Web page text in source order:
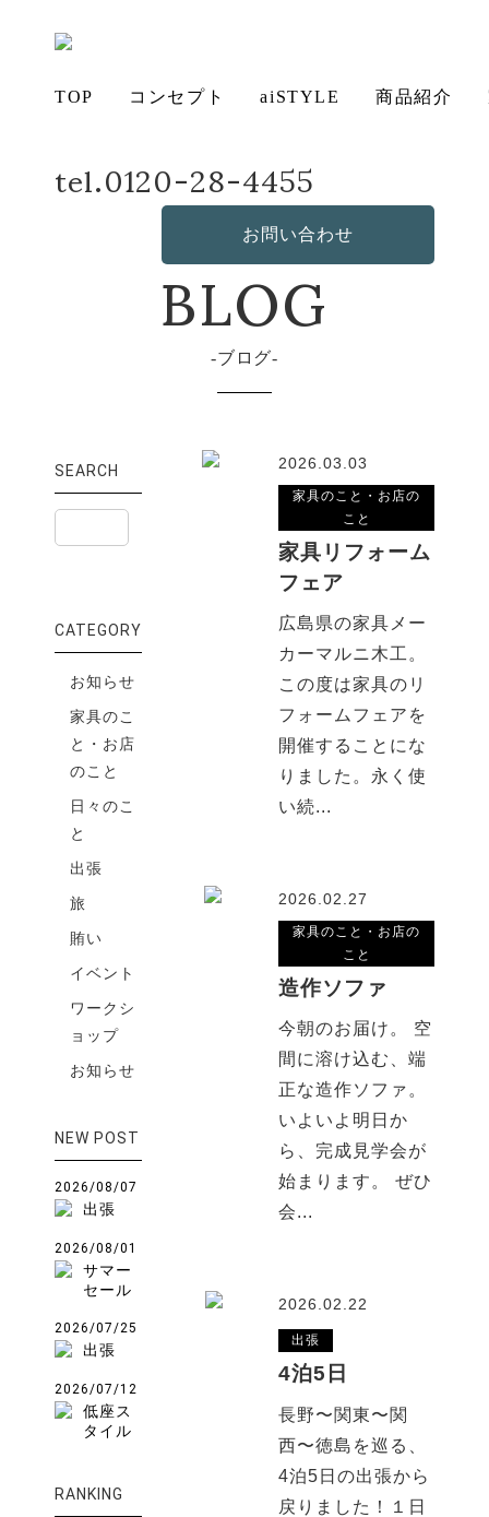
TOP コンセプト
いて
保証につ
aiSTYLE 商品紹介
ソフ
ベッ
デス
造
ファ
tel.0120-28-4455
お問い合わせ
BLOG
ブログ
2026.03.03
家具のこと・お店の
こと
家具リフォーム
フェア
広島県の家具メー
カーマルニ木工。
この度は家具のリ
フォームフェアを
開催することにな
りました。永く使
い続...
2026.02.27
家具のこと・お店の
こと
造作ソファ
今朝のお届け。 空
間に溶け込む、端
正な造作ソファ。
いよいよ明日か
ら、完成見学会が
始まります。 ぜひ
会...
2026.02.22
出張
4泊5日
長野〜関東〜関
西〜徳島を巡る、
4泊5日の出張から
戻りました！１日
SEARCH
CATEGORY
お知らせ
家具のこ
と・お店
のこと
日々のこ
と
出張
旅
賄い
イベント
ワークシ
ョップ
お知らせ
NEW POST
2026/08/07
出張
2026/08/01
サマー
セール
2026/07/25
出張
2026/07/12
低座ス
タイル
RANKING